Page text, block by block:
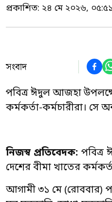
প্রকাশিত: ২৪ মে ২০২৬,
সংবাদ
পবিত্র ঈদুল আজহা উপলক্ষে
কর্মকর্তা-কর্মচারীরা।
নিজস্ব প্রতিবেদক: পবিত্র
দেশের বীমা খাতের
আগামী ৩১ মে (রোববার)